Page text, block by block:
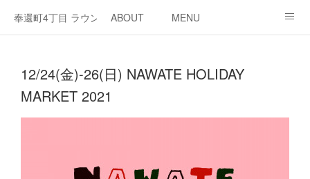
奉還町4丁目 ラウンジ・カド
ABOUT MENU
12/24(金)-26(日) NAWATE HOLIDAY
MARKET 2021